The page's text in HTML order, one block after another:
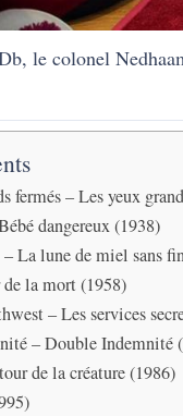
le colonel
fermés – Les yeux
dangereux (1938)
La lune de miel sans
la mort (1958)
– Les services
– Double Indemnité
de la créature (1986)